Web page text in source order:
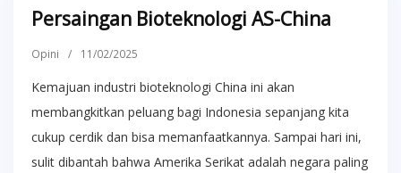
Persaingan Bioteknologi AS-China
Opini / 11/02/2025
Kemajuan industri bioteknologi China ini akan
membangkitkan peluang bagi Indonesia sepanjang kita
cukup cerdik dan bisa memanfaatkannya. Sampai hari ini,
sulit dibantah bahwa Amerika Serikat adalah negara paling